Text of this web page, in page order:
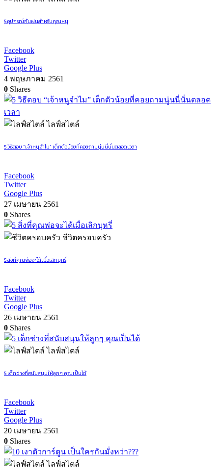
5 อุปกรณ์กันฝนสำหรับคุณหนู
Facebook
Twitter
Google Plus
4 พฤษภาคม 2561
0 Shares
ไลฟ์สไตล์
5 วิธีตอบ “เจ้าหนูจำไม” เด็กตัวน้อยที่คอยถามนู่นนี่นั่นตลอดเวลา
Facebook
Twitter
Google Plus
27 เมษายน 2561
0 Shares
ชีวิตครอบครัว
5 สิ่งที่คุณพ่อจะได้เมื่อเลิกบุหรี่
Facebook
Twitter
Google Plus
26 เมษายน 2561
0 Shares
ไลฟ์สไตล์
5 เด็กช่างที่สนับสนุนให้ลูกๆ คุณเป็นได้
Facebook
Twitter
Google Plus
20 เมษายน 2561
0 Shares
ไลฟ์สไตล์